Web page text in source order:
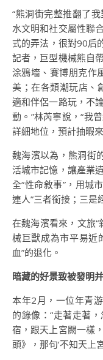
“熊洞街完整推翻了
水文明和社交屬性聯
式的弄法，很對90后
記者，巨型機械熊自
涂鴉墻、賽博朋克作
美；在各類潮玩店、
適和伴侶一路玩，不
動。”林芮寧說，“我
詳細地位，預計抽暇
魏海濱以為，熊洞街
活城市記憶，讓產業
全“性命敘事”，用城
連人”三者銜接；三是
在魏海濱看來，文旅
械巨獸成為市平易近
血”的退化。
暗藏的好景致被發明
本年2月，一位年青
的錄像：“走著走著
宿，跟天上宮闕一樣
頭》，那句‘不知天上